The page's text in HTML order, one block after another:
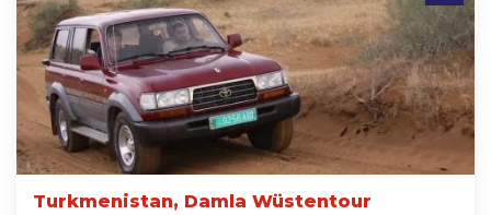
Turkmenistan, Damla Wüstentour